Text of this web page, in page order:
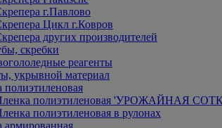
г.Павлово
Цикл г.Ковров
других производителей
скребки
реагенты
укрывной материал
полиэтиленовая
полиэтиленовая 'УРОЖАЙНАЯ
полиэтиленовая в рулонах
армированная